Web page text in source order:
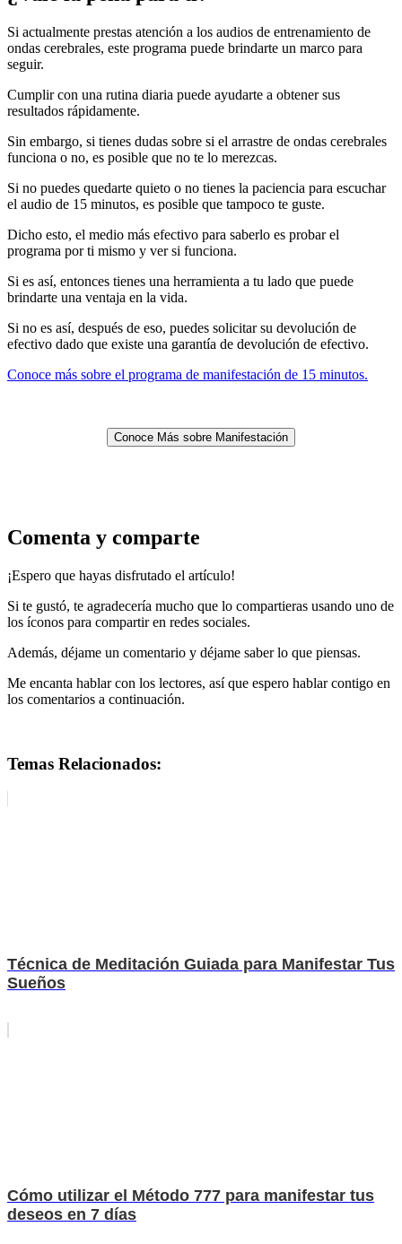
Si actualmente prestas atención a los audios de entrenamiento de
ondas cerebrales, este programa puede brindarte un marco para
seguir.
Cumplir con una rutina diaria puede ayudarte a obtener sus
resultados rápidamente.
Sin embargo, si tienes dudas sobre si el arrastre de ondas cerebrales
funciona o no, es posible que no te lo merezcas.
Si no puedes quedarte quieto o no tienes la paciencia para escuchar
el audio de 15 minutos, es posible que tampoco te guste.
Dicho esto, el medio más efectivo para saberlo es probar el
programa por ti mismo y ver si funciona.
Si es así, entonces tienes una herramienta a tu lado que puede
brindarte una ventaja en la vida.
Si no es así, después de eso, puedes solicitar su devolución de
efectivo dado que existe una garantía de devolución de efectivo.
Conoce más sobre el programa de manifestación de 15 minutos.
Conoce Más sobre Manifestación
Comenta y comparte
¡Espero que hayas disfrutado el artículo!
Si te gustó, te agradecería mucho que lo compartieras usando uno de
los íconos para compartir en redes sociales.
Además, déjame un comentario y déjame saber lo que piensas.
Me encanta hablar con los lectores, así que espero hablar contigo en
los comentarios a continuación.
Temas Relacionados:
Técnica de Meditación Guiada para Manifestar Tus
Sueños
Cómo utilizar el Método 777 para manifestar tus
deseos en 7 días